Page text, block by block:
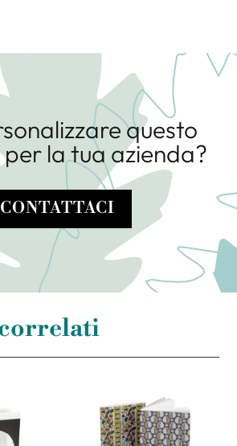
questo
la tua azienda?
CONTATTACI